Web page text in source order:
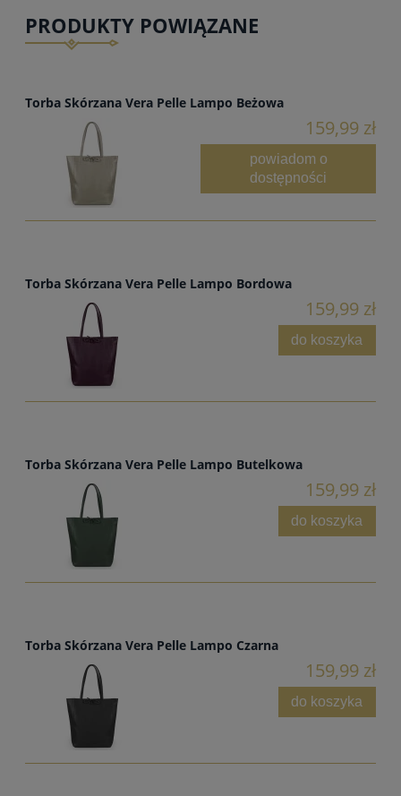
PRODUKTY POWIĄZANE
Torba Skórzana Vera Pelle Lampo Beżowa
159,99 zł
powiadom o
dostępności
Torba Skórzana Vera Pelle Lampo Bordowa
159,99 zł
do koszyka
Torba Skórzana Vera Pelle Lampo Butelkowa
159,99 zł
do koszyka
Torba Skórzana Vera Pelle Lampo Czarna
159,99 zł
do koszyka